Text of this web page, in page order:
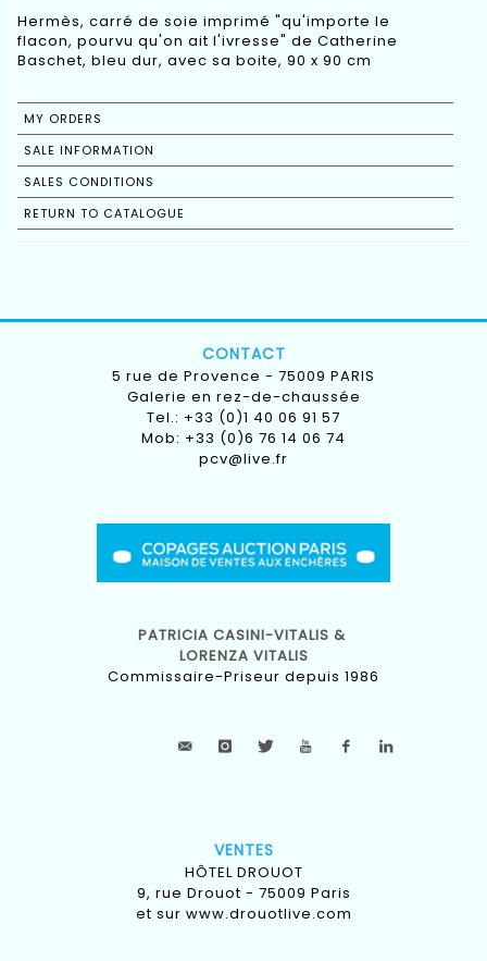
Hermès, carré de soie imprimé "qu'importe le
flacon, pourvu qu'on ait l'ivresse" de Catherine
Baschet, bleu dur, avec sa boite, 90 x 90 cm
MY ORDERS
SALE INFORMATION
SALES CONDITIONS
RETURN TO CATALOGUE
CONTACT
5 rue de Provence - 75009 PARIS
Galerie en rez-de-chaussée
Tel.: +33 (0)1 40 06 91 57
Mob: +33 (0)6 76 14 06 74
pcv@live.fr
PATRICIA CASINI-VITALIS &
LORENZA VITALIS
Commissaire-Priseur depuis 1986
VENTES
HÔTEL DROUOT
9, rue Drouot - 75009 Paris
et sur www.drouotlive.com